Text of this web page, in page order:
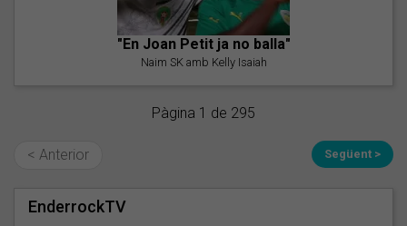
"En Joan Petit ja no balla"
Naim SK amb Kelly Isaiah
Pàgina 1 de 295
< Anterior Següent >
EnderrockTV